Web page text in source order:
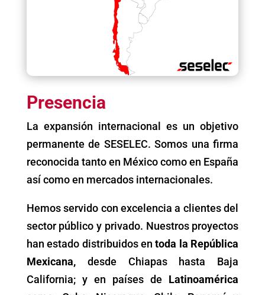
Presencia
La expansión internacional es un objetivo
permanente de SESELEC. Somos una firma
reconocida tanto en México como en España
así como en mercados internacionales.
Hemos servido con excelencia a clientes del
sector público y privado. Nuestros proyectos
han estado distribuidos en toda la República
Mexicana, desde Chiapas hasta Baja
California; y en países de Latinoamérica